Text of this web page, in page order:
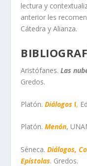
lectura y
anterior les
Cátedra y Alianza.
Aristófanes.Las
Gredos.
Platón.Diálogos I,
Platón.Menón,
Séneca.Diálogos,
Epístolas. Gredos.